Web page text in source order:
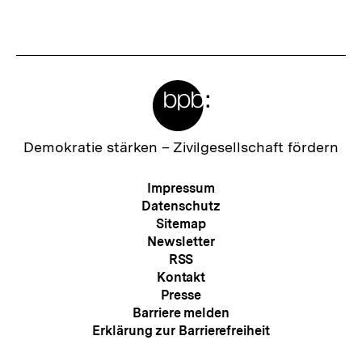
Zur
Demokratie stärken – Zivilgesellschaft fördern
Meta-
Navigation
Impressum
Datenschutz
Sitemap
Newsletter
RSS
Kontakt
Presse
Barriere melden
Erklärung zur Barrierefreiheit